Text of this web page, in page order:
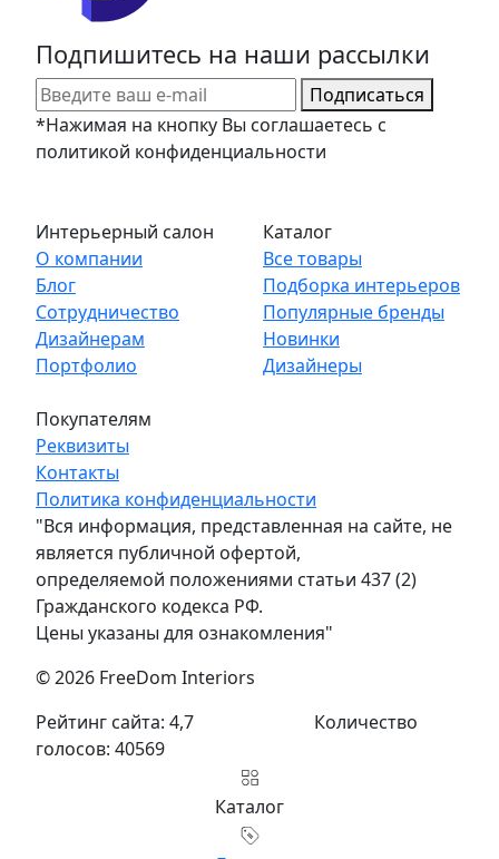
Интерьерный салон
О компании
Блог
Сотрудничество
Дизайнерам
Портфолио
Каталог
Все товары
Подборка интерьеров
Популярные бренды
Новинки
Дизайнеры
Покупателям
Реквизиты
Контакты
Подпишитесь на наши рассылки
Подписаться
*Нажимая на кнопку Вы соглашаетесь с
политикой конфиденциальности
Политика конфиденциальности
"Вся информация, представленная на сайте, не
является публичной офертой,
определяемой положениями статьи 437 (2)
Гражданского кодекса РФ.
Цены указаны для ознакомления"
© 2026 FreeDom Interiors
Рейтинг сайта: 4,7
Количество
голосов: 40569
Каталог